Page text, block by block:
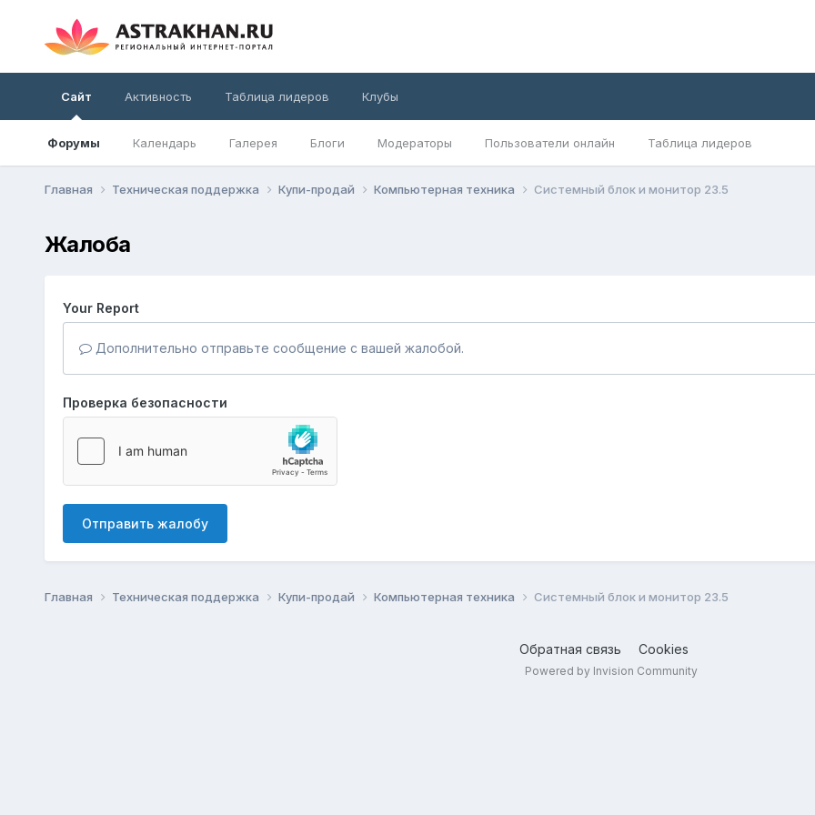
Сайт
Форумы Календарь Галерея Блоги Модераторы Пользователи онлайн Таблица лидеров
Активность Таблица лидеров Клубы
Главная Техническая поддержка Купи-продай Компьютерная техника Системный блок и монитор 23.5
Жалоба
Your Report
Дополнительно отправьте сообщение с вашей жалобой.
Проверка безопасности
Отправить жалобу
Главная Техническая поддержка Купи-продай Компьютерная техника Системный блок и монитор 23.5
Обратная связь Cookies
Powered by Invision Community